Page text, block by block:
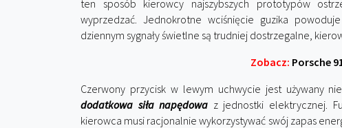
ten sposób kierowcy najszybszych prototypów
wyprzedzać. Jednokrotne wciśnięcie guzika
dziennym sygnały świetlne są trudniej dostrzegalne,
Zobacz: Porsche
Czerwony przycisk w lewym uchwycie jest używany
dodatkowa siła napędowa z jednostki elektrycznej.
kierowca musi racjonalnie wykorzystywać swój zapas